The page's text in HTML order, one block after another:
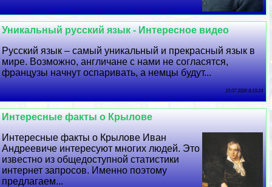
Уникальный русский язык - Интересное видео
Русский язык – самый уникальный и прекрасный язык в
мире. Возможно, англичане с нами не согласятся,
французы начнут оспаривать, а немцы будут...
15 07 2026 8:19:24
Интересные факты о Крылове
Интересные факты о Крылове Иван
Андреевиче интересуют многих людей. Это
известно из общедоступной статистики
интернет запросов. Именно поэтому
предлагаем...